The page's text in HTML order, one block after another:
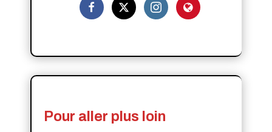
Pour aller plus loin